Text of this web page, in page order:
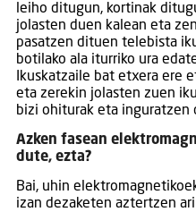
leiho ditugun, kortinak
jolasten duen kalean eta
pasatzen dituen telebista
botilako ala iturriko ura
Ikuskatzaile bat etxera ere
eta zerekin jolasten zuen
bizi ohiturak eta inguratzen
Azken fasean
dute, ezta?
Bai, uhin
izan dezaketen aztertzen